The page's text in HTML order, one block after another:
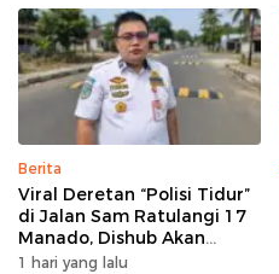
Berita
Viral Deretan “Polisi Tidur”
di Jalan Sam Ratulangi 17
Manado, Dishub Akan
Musyawarahkan Solusi
1 hari yang lalu